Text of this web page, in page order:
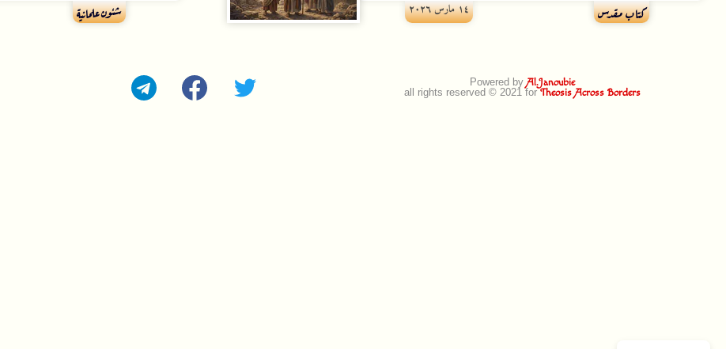
كتاب مقدس ۱٤ مارس ۲۰۲٦ شئون علمانية
Powered byAl.Janoubie
all rights reserved © 2021 forTheosis Across Borders